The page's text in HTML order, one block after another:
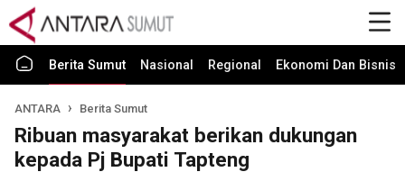
Berita Sumut Nasional Regional Ekonomi Dan Bisnis
ANTARA Berita Sumut
Ribuan masyarakat berikan dukungan
kepada Pj Bupati Tapteng